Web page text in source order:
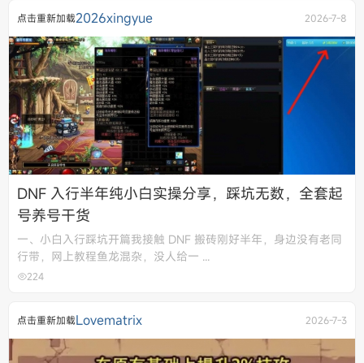
点击重新加载2026xingyue 2026-7-8
DNF 入行半年纯小白实操分享，踩坑无数，全套起
号养号干货
一、小白入行踩坑开篇我接触 DNF 搬砖刚好半年，身边没有老同
行带，网上教程鱼龙混杂，没人给一 ...
224
点击重新加载Lovematrix 2026-7-3